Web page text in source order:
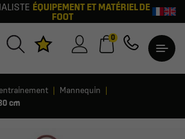
ÉQUIPEMENT ET MATÉRIEL DE
FOOT
0
Mannequin
cm